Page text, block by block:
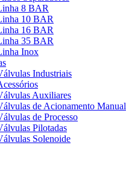
8 BAR
10 BAR
16 BAR
35 BAR
Inox
Industriais
Auxiliares
de Acionamento Manual
de Processo
Pilotadas
Solenoide